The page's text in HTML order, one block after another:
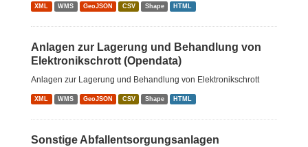
XML WMS GeoJSON CSV Shape HTML
Anlagen zur Lagerung und Behandlung von
Elektronikschrott (Opendata)
Anlagen zur Lagerung und Behandlung von Elektronikschrott
XML WMS GeoJSON CSV Shape HTML
Sonstige Abfallentsorgungsanlagen